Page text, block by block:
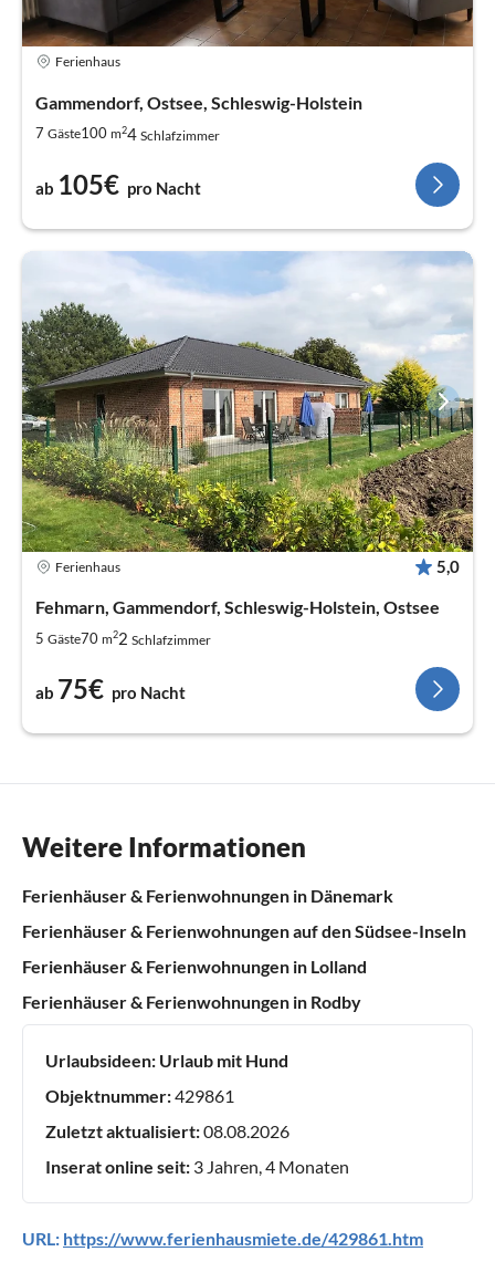
Ferienhaus
Gammendorf, Ostsee, Schleswig-Holstein
7 Gäste100 m24 Schlafzimmer
ab 105€ pro Nacht
Ferienhaus 5,0
Fehmarn, Gammendorf, Schleswig-Holstein, Ostsee
5 Gäste70 m22 Schlafzimmer
ab 75€ pro Nacht
Weitere Informationen
Ferienhäuser & Ferienwohnungen in Dänemark
Ferienhäuser & Ferienwohnungen auf den Südsee-Inseln
Ferienhäuser & Ferienwohnungen in Lolland
Ferienhäuser & Ferienwohnungen in Rodby
Urlaubsideen: Urlaub mit Hund
Objektnummer:429861
Zuletzt aktualisiert:08.08.2026
Inserat online seit: 3 Jahren, 4 Monaten
URL: https://www.ferienhausmiete.de/429861.htm